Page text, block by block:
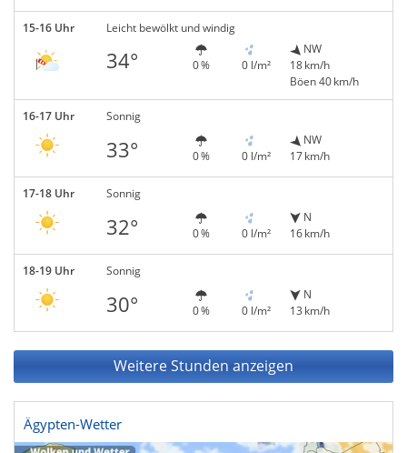
15-16 Uhr Leicht bewölkt und windig
34° 0 % 0 l/m²
NW
18 km/h
Böen 40 km/h
16-17 Uhr Sonnig
33° 0 % 0 l/m²
NW
17 km/h
17-18 Uhr Sonnig
32° 0 % 0 l/m²
N
16 km/h
18-19 Uhr Sonnig
30° 0 % 0 l/m²
N
13 km/h
Weitere Stunden anzeigen
Ägypten-Wetter